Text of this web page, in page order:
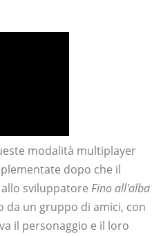
modalità multiplayer
dopo che il
sviluppatore Fino all'alba
un gruppo di amici, con
il personaggio e il loro